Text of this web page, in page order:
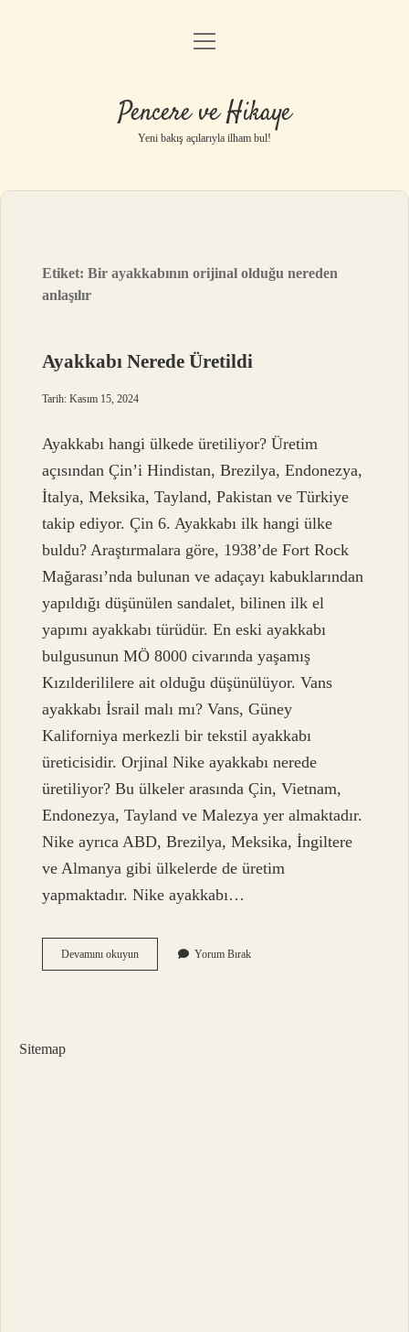
Anasayfa
Yasal Uyarı
menüyü
Pencere ve Hikaye
Yeni bakış açılarıyla ilham bul!
Etiket:Bir ayakkabının orijinal olduğu nereden
anlaşılır
Ayakkabı Nerede Üretildi
Tarih: Kasım 15, 2024
Ayakkabı hangi ülkede üretiliyor? Üretim
açısından Çin’i Hindistan, Brezilya, Endonezya,
İtalya, Meksika, Tayland, Pakistan ve Türkiye
takip ediyor. Çin 6. Ayakkabı ilk hangi ülke
buldu? Araştırmalara göre, 1938’de Fort Rock
Mağarası’nda bulunan ve adaçayı kabuklarından
yapıldığı düşünülen sandalet, bilinen ilk el
yapımı ayakkabı türüdür. En eski ayakkabı
bulgusunun MÖ 8000 civarında yaşamış
Kızılderililere ait olduğu düşünülüyor. Vans
ayakkabı İsrail malı mı? Vans, Güney
Kaliforniya merkezli bir tekstil ayakkabı
üreticisidir. Orjinal Nike ayakkabı nerede
üretiliyor? Bu ülkeler arasında Çin, Vietnam,
Endonezya, Tayland ve Malezya yer almaktadır.
Nike ayrıca ABD, Brezilya, Meksika, İngiltere
ve Almanya gibi ülkelerde de üretim
yapmaktadır. Nike ayakkabı…
Devamını okuyunAyakkabı
Nerede
Yorum Bırak
Sitemap